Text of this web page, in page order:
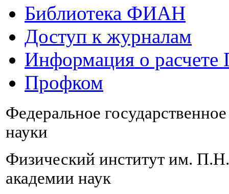
Библиотека ФИАН
Доступ к журналам
Информация о
Профком
Федеральное
науки
Физический институт им.
академии наук